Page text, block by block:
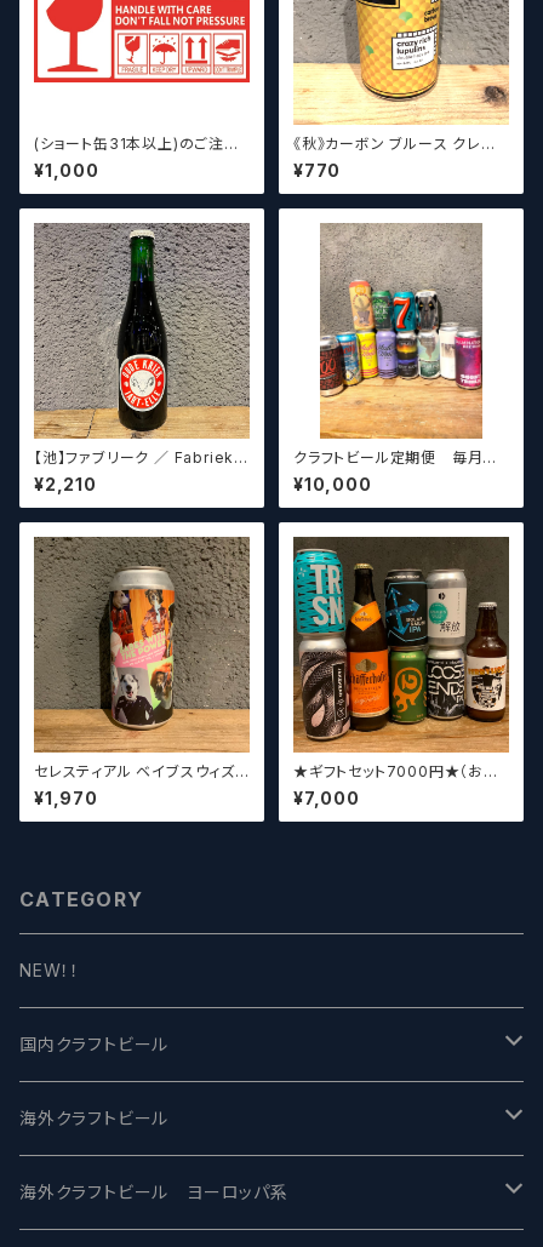
(ショート缶31本以上)のご注文
の場合いこちらをご購入くださ
い。 【クラフトビール】
¥1,000
《秋》カーボン ブルース クレイ
ジーリッチルプリンズ Carbo
n Brews Crazy rich Lupulin
s【クラフトビール】
¥770
【池】ファブリーク ／ Fabriek
Oude Kriek Jart - Elle 37
5ml
¥2,210
クラフトビール定期便 毎月厳
選したクラフトビールをお届けし
ます。（10本～12本）
¥10,000
セレスティアル ベイブスウィズ
ザパワー / Celestial Beerwo
rks Babes With the Power
¥1,970
★ギフトセット7000円★（お好
みに合わせて5～8本チョイスさ
せていただきます）【クラフトビー
ル】
¥7,000
CATEGORY
NEW！！
国内クラフトビール
UCHU BREWING -うちゅうブルーイング
バテレ -VERTERE
海外クラフトビール
Modern Times モダンタイムズ
海外クラフトビール ヨーロッパ系